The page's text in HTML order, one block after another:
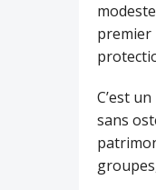
premier
C’est
sans